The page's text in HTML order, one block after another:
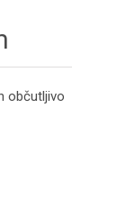
občutljivo